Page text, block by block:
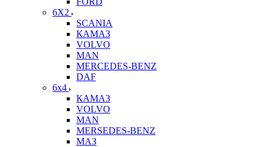
6X2
SCANIA
КАМАЗ
VOLVO
MAN
MERCEDES-BENZ
DAF
6x4
КАМАЗ
VOLVO
MAN
MERSEDES-BENZ
МАЗ